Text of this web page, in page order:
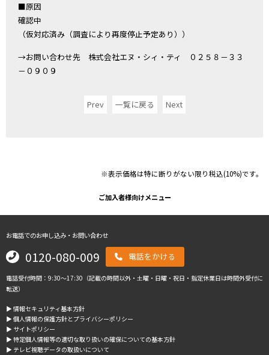
■原因
確認中
（仮対応済み（調査により再度停止予定あり））
→お問い合わせ先 株式会社エヌ・シィ・ティ ０２５８－３３
－０９０９
Prev 一覧に戻る Next
※表示価格は特に断りがない限り税込(10%)です。
ご加入者様向けメニュー
お電話でのお申し込み・お問い合わせ
0120-080-009 電話をかける
電話受付時間：9:30～17:30（記載の時間以外・土曜・日曜・祝日・指定休業日は時間外受付に
転送）
▶︎ 情報セキュリティ基本方針
▶︎ 個人情報の保護方針とプライバシーポリシー
▶︎ サイトポリシー
▶︎ 特定個人情報等の適切な取り扱いの確保についての基本方針
▶︎ テレビ視聴データの取扱いについて